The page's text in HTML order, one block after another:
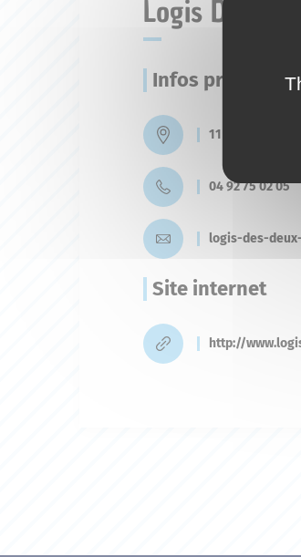
Logis Des
Infos pratiques
11 place du
04 92 75 02 05
logis-des-
Site internet
http://